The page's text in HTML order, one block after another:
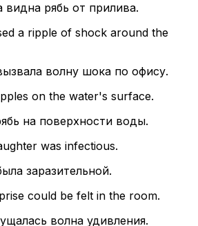
видна рябь от прилива.
a ripple of shock around the
волну шока по офису.
on the water's surface.
на поверхности воды.
was infectious.
заразительной.
could be felt in the room.
волна удивления.